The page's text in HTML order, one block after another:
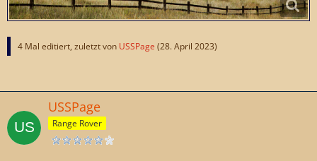
4 Mal editiert, zuletzt von USSPage (28. April 2023)
USSPage
Range Rover